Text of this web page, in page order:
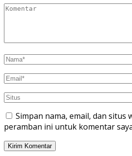
Simpan nama, email, dan situs
peramban ini untuk komentar